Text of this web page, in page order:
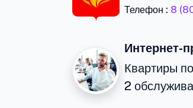
Телефон : 8
Интернет-
Квартиры
2